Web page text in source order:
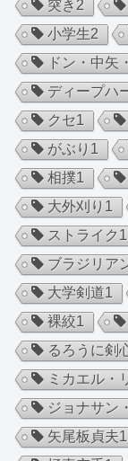
突き 2
小学生2
ドン・中矢
ディープハ
クセ1
がぶり 1
相撲1
大外刈り 1
ストライク1
ブラジリア
大学剣道1
裸絞1
るろうに剣
ミカエル・
ジョナサン
矢尾板貞夫1